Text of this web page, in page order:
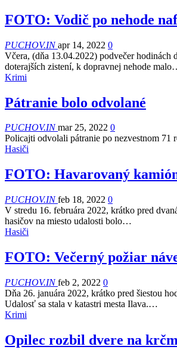
FOTO: Vodič po nehode
PUCHOV.INapr 14, 2022 0
Včera, (dňa 13.04.2022) podvečer
doterajších zistení, k dopravnej nehode
Krimi
Pátranie bolo odvolané
PUCHOV.INmar 25, 2022 0
Policajti odvolali pátranie po nezvestnom 71
Hasiči
FOTO: Havarovaný
PUCHOV.INfeb 18, 2022 0
V stredu 16. februára 2022, krátko pred
hasičov na miesto udalosti bolo…
Hasiči
FOTO: Večerný požiar
PUCHOV.INfeb 2, 2022 0
Dňa 26. januára 2022, krátko pred šiestou
Udalosť sa stala v katastri mesta Ilava.…
Krimi
Opilec rozbil dvere na